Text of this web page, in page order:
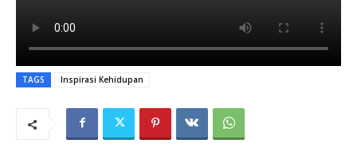
TAGS Inspirasi Kehidupan